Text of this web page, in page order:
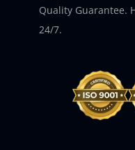
Quality Guarantee.
24/7.